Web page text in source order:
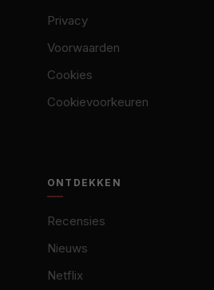
Privacy
Voorwaarden
Cookies
Cookievoorkeuren
ONTDEKKEN
Recensies
Nieuws
Netflix